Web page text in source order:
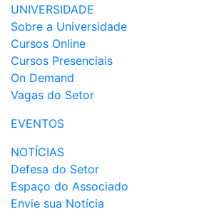
UNIVERSIDADE
Sobre a Universidade
Cursos Online
Cursos Presenciais
On Demand
Vagas do Setor
EVENTOS
NOTÍCIAS
Defesa do Setor
Espaço do Associado
Envie sua Notícia